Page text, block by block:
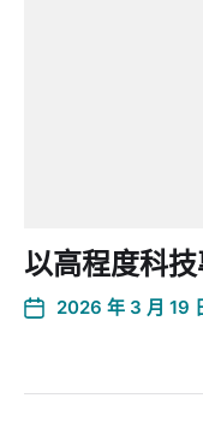
以高程度科
2026 年 3 月 19